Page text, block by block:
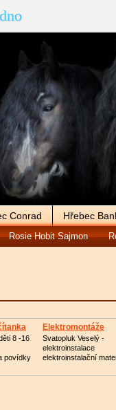
Conrad Hřebec
Rosie Hobit Sajmon
8 -16
povídky
Elektromontáže
Svatopluk Veselý -
elektroinstalace
elektroinstalační